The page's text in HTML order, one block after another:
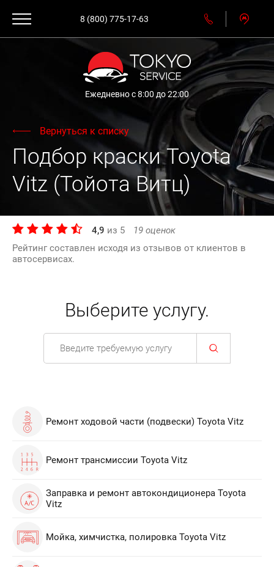
8 (800) 775-17-63
Ежедневно с 8:00 до 22:00
Вернуться к списку
Подбор краски Toyota
Vitz (Тойота Витц)
4,9 из 5 19 оценок
Рейтинг составлен исходя из отзывов от клиентов в
автосервисах.
Выберите услугу.
Ремонт ходовой части (подвески) Toyota Vitz
Ремонт трансмиссии Toyota Vitz
Заправка и ремонт автокондиционера Toyota
Vitz
Мойка, химчистка, полировка Toyota Vitz